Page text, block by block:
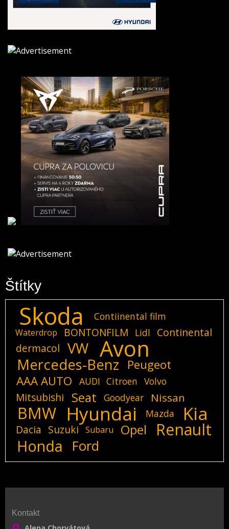
Štítky
Skoda Contiinental film
Waterdrop BONTONFILM Lidl
Continental
dermacol
VW Avon
Mercedes-Benz
Peugeot
AAA AUTO
AUDI Citroen Volvo
Mitsubishi Seat Goodyear Nissan
BMW Hyundai Mazda Kia
Dacia Suzuki Subaru Opel Renault
Honda Ford
Kontakt